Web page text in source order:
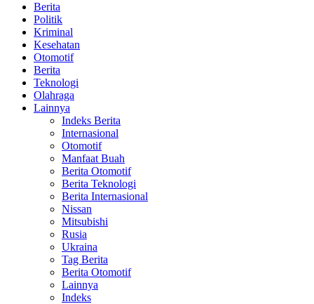
Berita
Politik
Kriminal
Kesehatan
Otomotif
Berita
Teknologi
Olahraga
Lainnya
Indeks Berita
Internasional
Otomotif
Manfaat Buah
Berita Otomotif
Berita Teknologi
Berita Internasional
Nissan
Mitsubishi
Rusia
Ukraina
Tag Berita
Berita Otomotif
Lainnya
Indeks